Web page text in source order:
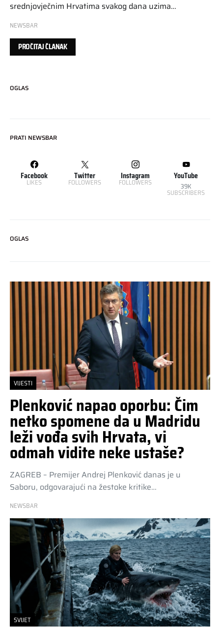
srednjovječnim Hrvatima svakog dana uzima…
NEWSBAR
PROČITAJ ČLANAK
OGLAS
PRATI NEWSBAR
Facebook
LIKES
Twitter
FOLLOWERS
Instagram
FOLLOWERS
YouTube
39K
SUBSCRIBERS
OGLAS
VIJESTI
Plenković napao oporbu: Čim
netko spomene da u Madridu
leži vođa svih Hrvata, vi
odmah vidite neke ustaše?
ZAGREB – Premijer Andrej Plenković danas je u
Saboru, odgovarajući na žestoke kritike…
NEWSBAR
SVIJET